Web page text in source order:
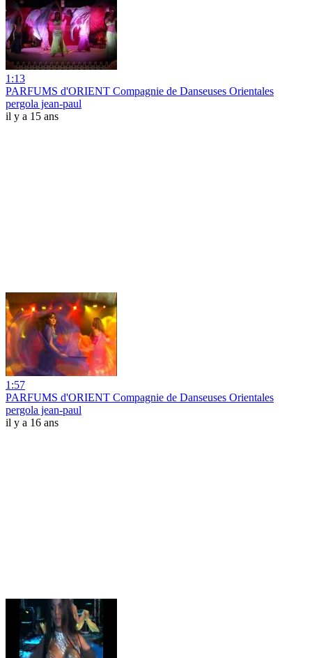
1:13
PARFUMS d'ORIENT Compagnie de Danseuses Orientales
pergola jean-paul
il y a 15 ans
1:57
PARFUMS d'ORIENT Compagnie de Danseuses Orientales
pergola jean-paul
il y a 16 ans